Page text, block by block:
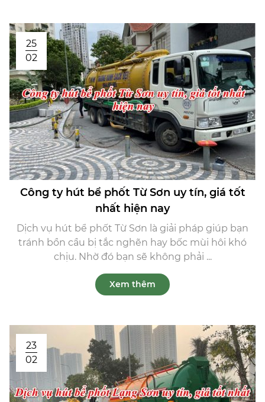
25
02
Công ty hút bể phốt Từ Sơn uy tín, giá tốt
nhất hiện nay
Dịch vụ hút bể phốt Từ Sơn là giải pháp giúp bạn
tránh bồn cầu bị tắc nghẽn hay bốc mùi hôi khó
chịu. Nhờ đó bạn sẽ không phải ...
Xem thêm
23
02